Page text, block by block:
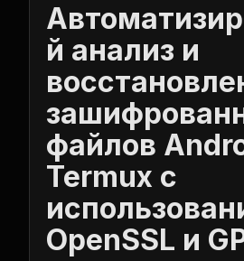
й анализ и
файлов
Termux с
OpenSSL и